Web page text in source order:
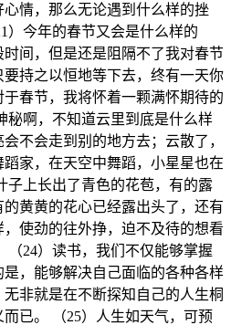
情，那么无论遇到什么样的挫
）今年的春节又会是什么样的
间，但是还是阻隔不了我对春节
持之以恒地等下去，终有一天你
春节，我将怀着一颗满怀期待的
秘啊，不知道云里到底是什么样
不会走到别的地方去；云散了，
家，在天空中舞蹈，小星星也在
子上长出了青色的花苞，有的露
黄黄的花心已经露出头了，还有
使劲的往外挣，迫不及待的想看
（24）读书，我们不仅能够掌握
，能够解决自己面临的各种各样
非就是在不断探知自己的人生桐
已。 （25）人生如天气，可预